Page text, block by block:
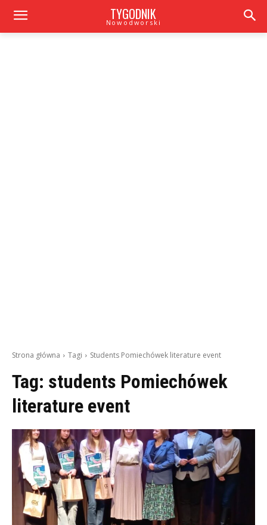
TYGODNIK
Nowodworski
Strona główna Tagi Students Pomiechówek literature event
Tag: students Pomiechówek
literature event